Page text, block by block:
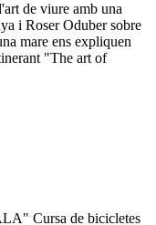
de viure amb una
i Roser Oduber sobre
mare ens expliquen
"The art of
Cursa de bicicletes